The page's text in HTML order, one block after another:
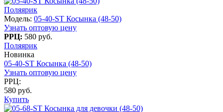
Поляярик
Модель: 05-40-ST Косынка (48-50)
Узнать оптовую цену
РРЦ: 580 руб.
Поляярик
Новинка
05-40-ST Косынка (48-50)
Узнать оптовую цену
РРЦ:
580 руб.
Купить